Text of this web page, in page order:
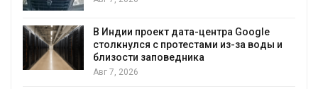
дата-центра Google
из-за воды и
воду
Авг 7, 2026